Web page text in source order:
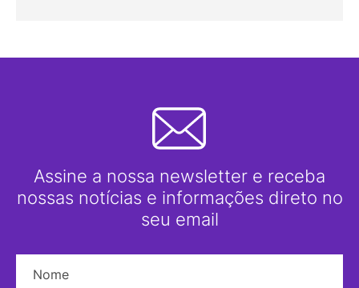
Assine a nossa newsletter e receba
nossas notícias e informações direto no
seu email